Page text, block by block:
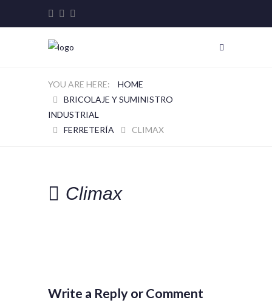
HOME
BRICOLAJE Y SUMINISTRO
INDUSTRIAL
FERRETERÍA
CLIMAX
Climax
Write a Reply or Comment